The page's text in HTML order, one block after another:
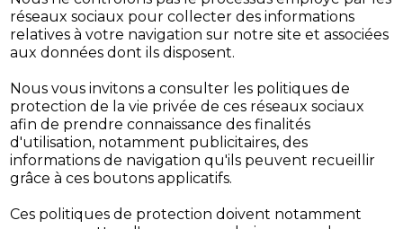
réseaux sociaux pour collecter des informations
relatives à votre navigation sur notre site et associées
aux données dont ils disposent.
Nous vous invitons a consulter les politiques de
protection de la vie privée de ces réseaux sociaux
afin de prendre connaissance des finalités
d'utilisation, notamment publicitaires, des
informations de navigation qu'ils peuvent recueillir
grâce à ces boutons applicatifs.
Ces politiques de protection doivent notamment